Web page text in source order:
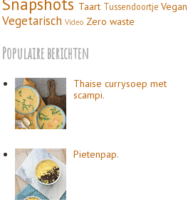
Taart Tussendoortje Vegan
Vegetarisch Video Zero waste
Populaire berichten
Thaise currysoep met
scampi.
Pietenpap.